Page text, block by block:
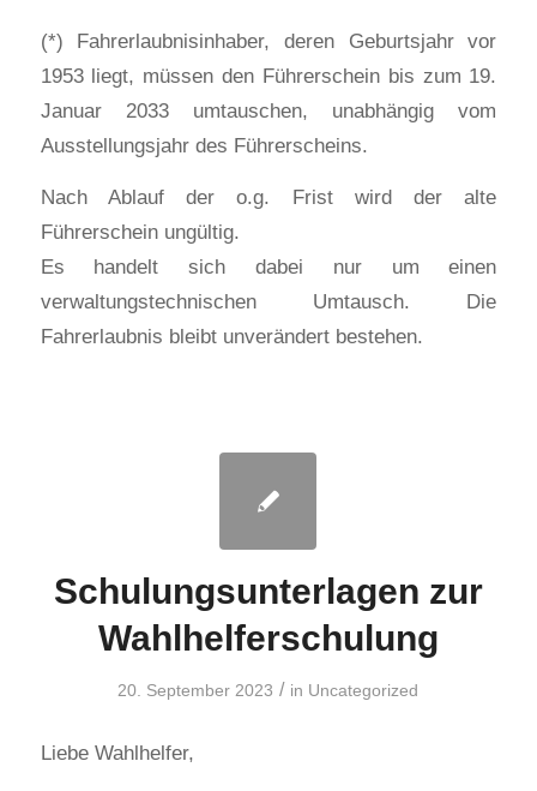
(*) Fahrerlaubnisinhaber, deren Geburtsjahr vor
1953 liegt, müssen den Führerschein bis zum 19.
Januar 2033 umtauschen, unabhängig vom
Ausstellungsjahr des Führerscheins.
Nach Ablauf der o.g. Frist wird der alte
Führerschein ungültig.
Es handelt sich dabei nur um einen
verwaltungstechnischen Umtausch. Die
Fahrerlaubnis bleibt unverändert bestehen.
Schulungsunterlagen zur
Wahlhelferschulung
20. September 2023 / in Uncategorized
Liebe Wahlhelfer,